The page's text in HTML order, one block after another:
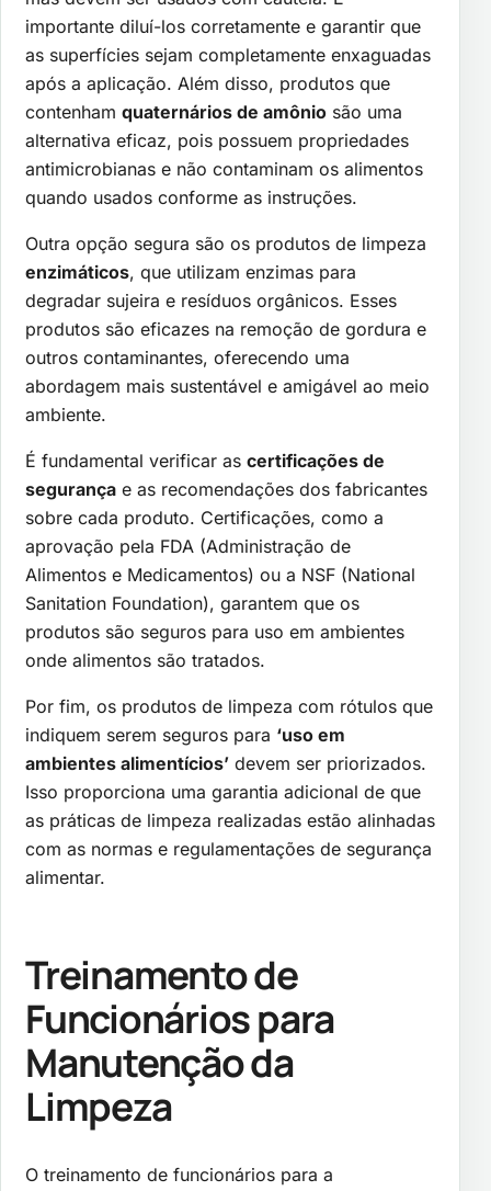
importante diluí-los corretamente e garantir que
as superfícies sejam completamente enxaguadas
após a aplicação. Além disso, produtos que
contenham quaternários de amônio são uma
alternativa eficaz, pois possuem propriedades
antimicrobianas e não contaminam os alimentos
quando usados conforme as instruções.
Outra opção segura são os produtos de limpeza
enzimáticos, que utilizam enzimas para
degradar sujeira e resíduos orgânicos. Esses
produtos são eficazes na remoção de gordura e
outros contaminantes, oferecendo uma
abordagem mais sustentável e amigável ao meio
ambiente.
É fundamental verificar as certificações de
segurança e as recomendações dos fabricantes
sobre cada produto. Certificações, como a
aprovação pela FDA (Administração de
Alimentos e Medicamentos) ou a NSF (National
Sanitation Foundation), garantem que os
produtos são seguros para uso em ambientes
onde alimentos são tratados.
Por fim, os produtos de limpeza com rótulos que
indiquem serem seguros para ‘uso em
ambientes alimentícios’ devem ser priorizados.
Isso proporciona uma garantia adicional de que
as práticas de limpeza realizadas estão alinhadas
com as normas e regulamentações de segurança
alimentar.
Treinamento de
Funcionários para
Manutenção da
Limpeza
O treinamento de funcionários para a